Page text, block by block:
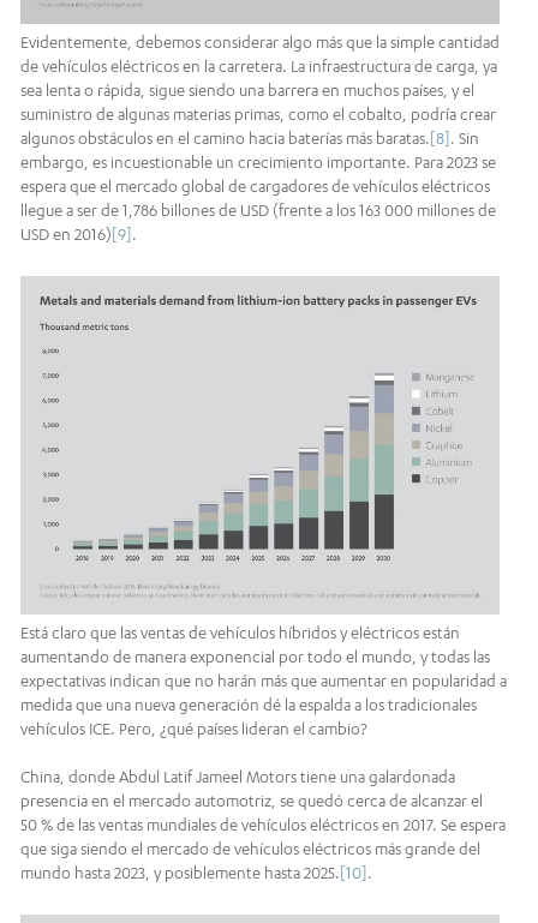
Evidentemente, debemos considerar algo más que la simple cantidad
de vehículos eléctricos en la carretera. La infraestructura de carga, ya
sea lenta o rápida, sigue siendo una barrera en muchos países, y el
suministro de algunas materias primas, como el cobalto, podría crear
algunos obstáculos en el camino hacia baterías más baratas.[8]. Sin
embargo, es incuestionable un crecimiento importante. Para 2023 se
espera que el mercado global de cargadores de vehículos eléctricos
llegue a ser de 1,786 billones de USD (frente a los 163 000 millones de
USD en 2016)[9].
Está claro que las ventas de vehículos híbridos y eléctricos están
aumentando de manera exponencial por todo el mundo, y todas las
expectativas indican que no harán más que aumentar en popularidad a
medida que una nueva generación dé la espalda a los tradicionales
vehículos ICE. Pero, ¿qué países lideran el cambio?
China, donde Abdul Latif Jameel Motors tiene una galardonada
presencia en el mercado automotriz, se quedó cerca de alcanzar el
50 % de las ventas mundiales de vehículos eléctricos en 2017. Se espera
que siga siendo el mercado de vehículos eléctricos más grande del
mundo hasta 2023, y posiblemente hasta 2025.[10].